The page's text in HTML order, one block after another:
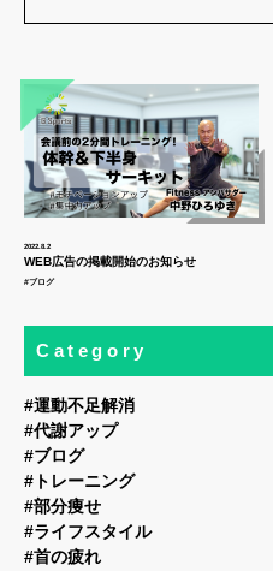
2022.8.2
WEB広告の掲載開始のお知らせ
#ブログ
Category
#運動不足解消
#代謝アップ
#ブログ
#トレーニング
#部分痩せ
#ライフスタイル
#首の疲れ